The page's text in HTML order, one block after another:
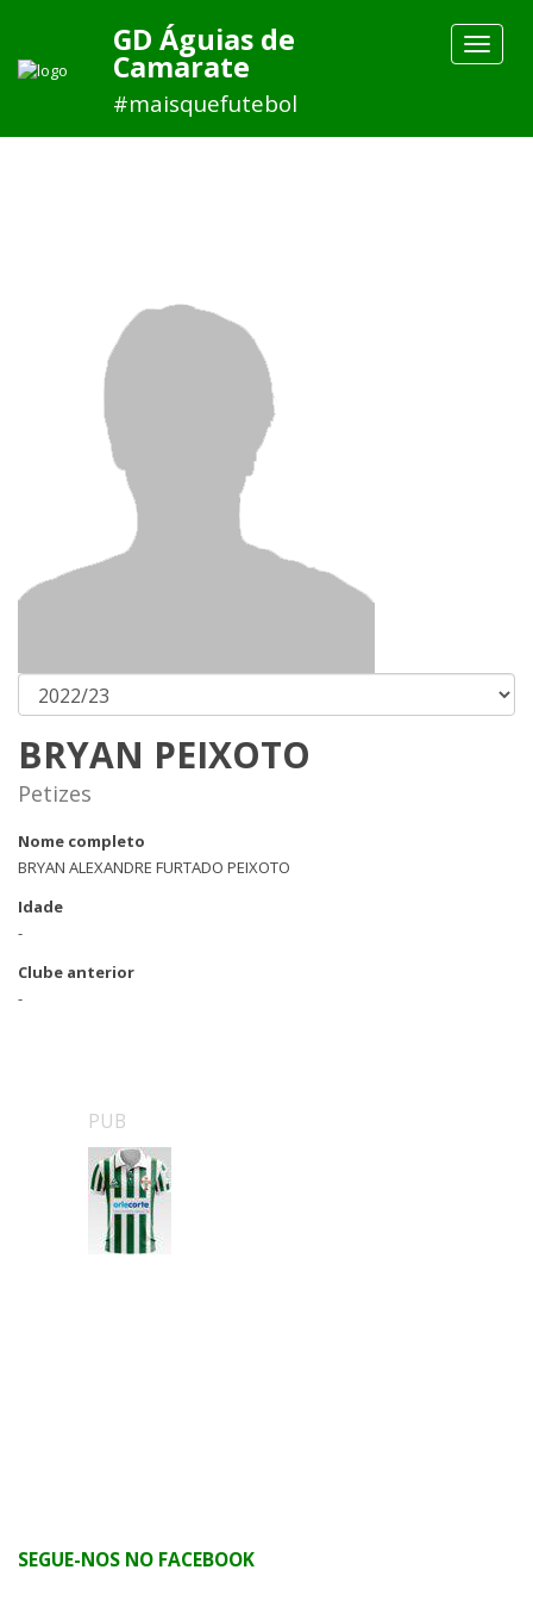
Toggle
GD Águias de
Camarate
#maisquefutebol
BRYAN PEIXOTO
Petizes
Nome completo
BRYAN ALEXANDRE FURTADO PEIXOTO
Idade
-
Clube anterior
-
PUB
SEGUE-NOS NO FACEBOOK